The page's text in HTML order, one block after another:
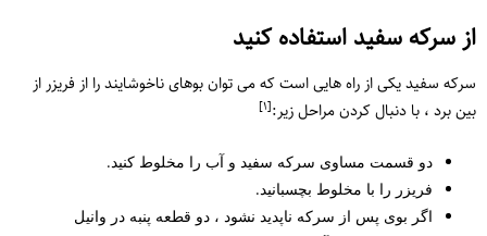
از سرکه سفید استفاده کنید
سرکه سفید یکی از راه هایی است که می توان بوهای ناخوشایند را از فریزر از
بین برد ، با دنبال کردن مراحل زیر:[١]
دو قسمت مساوی سرکه سفید و آب را مخلوط کنید.
فریزر را با مخلوط بچسبانید.
اگر بوی پس از سرکه ناپدید نشود ، دو قطعه پنبه در وانیل